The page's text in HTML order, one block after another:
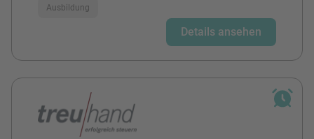
Ausbildung
Details ansehen